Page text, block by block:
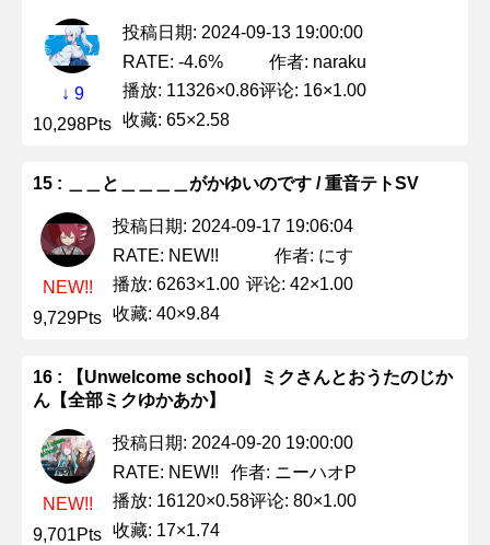
↓ 9
10,298Pts
投稿日期: 2024-09-13 19:00:00
RATE: -4.6%
作者: naraku
播放: 11326×0.86评论: 16×1.00
收藏: 65×2.58
15 : ＿＿と＿＿＿＿がかゆいのです / 重音テトSV
NEW!!
9,729Pts
投稿日期: 2024-09-17 19:06:04
RATE: NEW!!
作者: にす
播放: 6263×1.00 评论: 42×1.00
收藏: 40×9.84
16 : 【Unwelcome school】ミクさんとおうたのじか
ん【全部ミクゆかあか】
NEW!!
9,701Pts
投稿日期: 2024-09-20 19:00:00
RATE: NEW!!
作者: ニーハオP
播放: 16120×0.58评论: 80×1.00
收藏: 17×1.74